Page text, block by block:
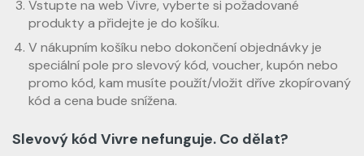
Vstupte na web Vivre, vyberte si požadované
produkty a přidejte je do košíku.
V nákupním košíku nebo dokončení objednávky je
speciální pole pro slevový kód, voucher, kupón nebo
promo kód, kam musíte použít/vložit dříve zkopírovaný
kód a cena bude snížena.
Slevový kód Vivre nefunguje. Co dělat?